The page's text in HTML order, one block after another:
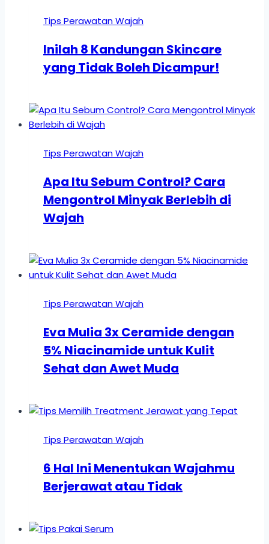
Tips Perawatan Wajah
Inilah 8 Kandungan Skincare
yang Tidak Boleh Dicampur!
Tips Perawatan Wajah
Apa Itu Sebum Control? Cara
Mengontrol Minyak Berlebih di
Wajah
Tips Perawatan Wajah
Eva Mulia 3x Ceramide dengan
5% Niacinamide untuk Kulit
Sehat dan Awet Muda
Tips Perawatan Wajah
6 Hal Ini Menentukan Wajahmu
Berjerawat atau Tidak